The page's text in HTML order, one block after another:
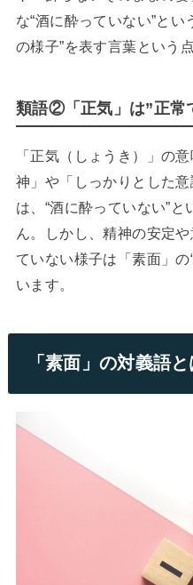
な“酒に酔っていない”と
の様子”を表す言葉という
類語②「正気」は”正常
「正気（しょうき）」の
神」や「しっかりとした
は、“酒に酔っていない”
ん。しかし、精神の安定
ていない様子は「素面」
います。
「素面」の対義語と